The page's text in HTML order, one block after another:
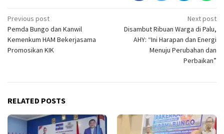
Post
navigation
Previous post
Pemda Bungo dan Kanwil
Kemenkum HAM Bekerjasama
Promosikan KIK
Next post
Disambut Ribuan Warga di Palu,
AHY: “Ini Harapan dan Energi
Menuju Perubahan dan
Perbaikan”
RELATED POSTS